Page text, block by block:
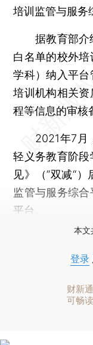
培训监管与服务
据教育部介绍
白名单的校外
学科）纳入平
培训机构相关
程等信息的审核
2021年7月，
轻义务教育阶
见》（”双减“
监管与服务综
平台。
本文
登录
财新
可畅